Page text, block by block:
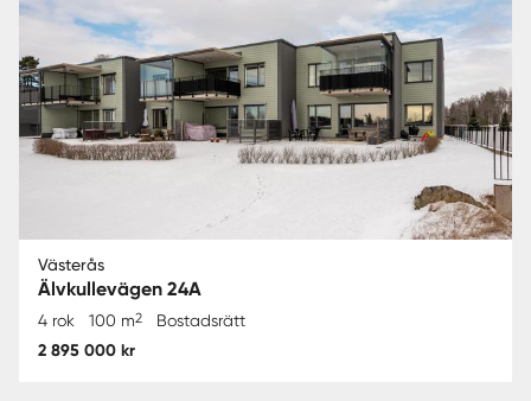
Västerås
Älvkullevägen 24A
4 rok 100 m2 Bostadsrätt
2 895 000 kr